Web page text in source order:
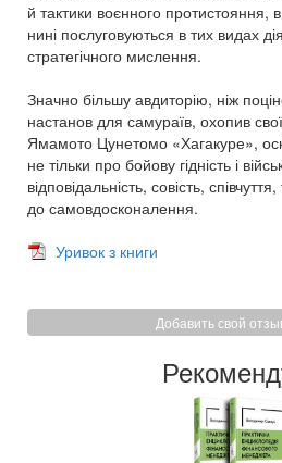
й тактики воєнного
нині послуговуються в тих видах
стратегічного мислення.
Значно більшу авдиторію, ніж
настанов для самураїв, охопив
Ямамото Цунетомо «Хагакуре»,
не тільки про бойову гідність і
відповідальність, совість,
до самовдосконалення.
Уривок з книги
Добавить свой